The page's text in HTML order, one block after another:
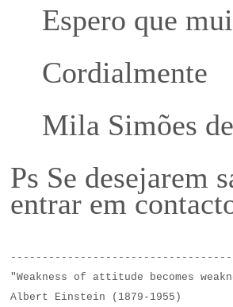
Espero que
Cordialmente
Mila Simões
Ps Se desejarem
entrar em
"Weakness of attitude becomes
Albert Einstein (1879-1955)